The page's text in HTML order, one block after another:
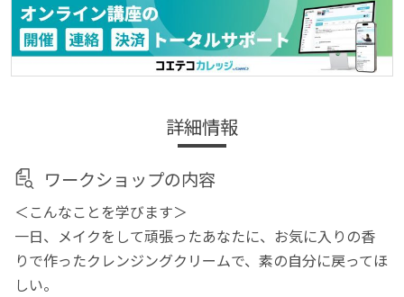
詳細情報
ワークショップの内容
＜こんなことを学びます＞
一日、メイクをして頑張ったあなたに、お気に入りの香
りで作ったクレンジングクリームで、素の自分に戻ってほ
しい。